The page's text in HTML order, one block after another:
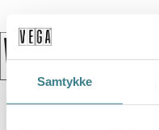
Samtykke